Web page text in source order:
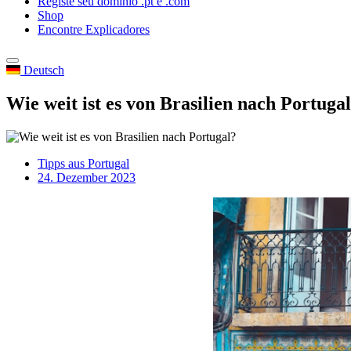
Shop
Encontre Explicadores
Deutsch
Wie weit ist es von Brasilien nach
Tipps aus Portugal
24. Dezember 2023